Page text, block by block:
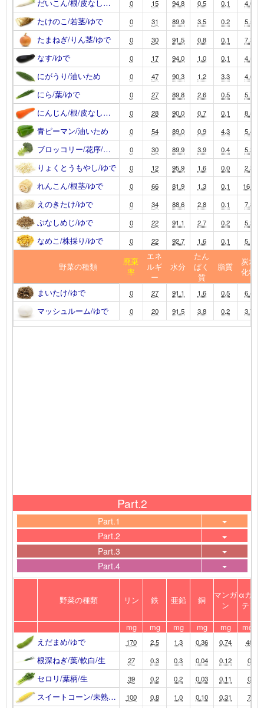
だいこん/根/皮なし… 0 15 94.8 0.5 0.1 4.0
たけのこ/若茎/ゆで 0 31 89.9 3.5 0.2 5.5
たまねぎ/りん茎/ゆで 0 30 91.5 0.8 0.1 7.3
なす/ゆで 0 17 94.0 1.0 0.1 4.5
にがうり/油いため 0 47 90.3 1.2 3.3 4.6
にら/葉/ゆで 0 27 89.8 2.6 0.5 5.7
にんじん/根/皮なし… 0 28 90.0 0.7 0.1 8.5
青ピーマン/油いため 0 54 89.0 0.9 4.3 5.4
ブロッコリー/花序/… 0 30 89.9 3.9 0.4 5.2
りょくとうもやし/ゆで 0 12 95.9 1.6 0.0 2.3
れんこん/根茎/ゆで 0 66 81.9 1.3 0.1 16.1
えのきたけ/ゆで 0 34 88.6 2.8 0.1 7.8
ぶなしめじ/ゆで 0 22 91.1 2.7 0.2 5.2
なめこ/株採り/ゆで 0 22 92.7 1.6 0.1 5.1
野菜の種類
廃棄
率
エネ
ルギ
ー
水分
たん
ぱく
質
脂質
炭水
化物
まいたけ/ゆで
0 27 91.1 1.6 0.5 6.4
マッシュルーム/ゆで 0 20 91.5 3.8 0.2 3.7
Part.2
Part.1
Part.2
Part.3
Part.4
野菜の種類 リン 鉄 亜鉛 銅
マンガ
ン
αカロ
テン
mg mg mg mg mg
mcg
えだまめ/ゆで
170 2.5 1.3 0.36 0.74 48
根深ねぎ/葉/軟白/生 27 0.3 0.3 0.04 0.12 0
セロリ/葉柄/生 39 0.2 0.2 0.03 0.11 0
スイートコーン/未熟… 100 0.8 1.0 0.10 0.31 7